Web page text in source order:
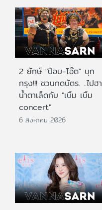
2 ยักษ์ "ป๊อบ-โอ๊ต" บุก
กรุง!!! ชวนกดบัตร. ..ไปฮา
น้ำตาเล็ดกับ "เบิ้ม เบิ้ม
concert"
6 สิงหาคม 2026